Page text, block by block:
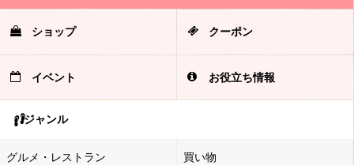
ショップ クーポン
イベント お役立ち情報
ジャンル
グルメ・レストラン 買い物